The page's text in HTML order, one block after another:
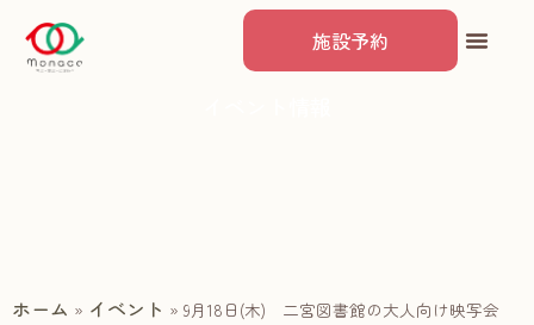
施設予約
ホーム » イベント » 9月18日(木) 二宮図書館の大人向け映写会